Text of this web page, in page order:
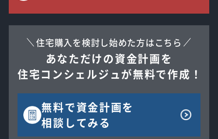
住宅購入を検討し始めた方はこちら
あなただけの資金計画を
住宅コンシェルジュが無料で作成！
無料で資金計画を
相談してみる